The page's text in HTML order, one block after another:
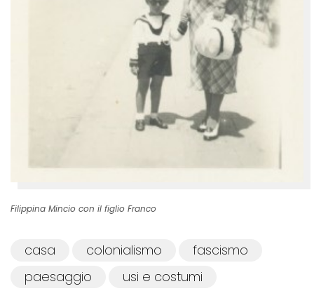
Filippina Mincio con il figlio Franco
casa colonialismo
fascismo
paesaggio
usi e costumi